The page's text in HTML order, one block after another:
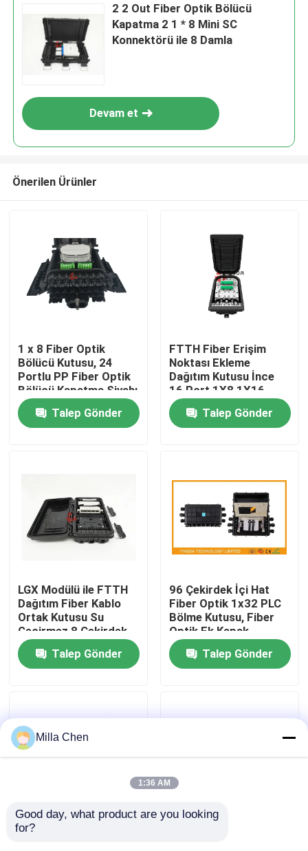
Ürünler
Hakkımızda
Fabrika turu
Kalite kontrol
Bize Ulaşın
Vakalar
2 2 Out Fiber Optik Bölücü
Kapatma 2 1 * 8 Mini SC
Konnektörü ile 8 Damla
Devam et
Önerilen Ürünler
1 x 8 Fiber Optik
Bölücü Kutusu, 24
Portlu PP Fiber Optik
Bölücü Kapatma Siyahı
Talep Gönder
FTTH Fiber Erişim
Noktası Ekleme
Dağıtım Kutusu İnce
16 Port 1X8 1X16
Splitter Için
Talep Gönder
LGX Modülü ile FTTH
Dağıtım Fiber Kablo
Ortak Kutusu Su
Geçirmez 8 Çekirdek
Talep Gönder
96 Çekirdek İçi Hat
Fiber Optik 1x32 PLC
Bölme Kutusu, Fiber
Optik Ek Kapak
Talep Gönder
PON FTTH Splitter
Milla Chen
1:36 AM
Good day, what product are you looking
for?